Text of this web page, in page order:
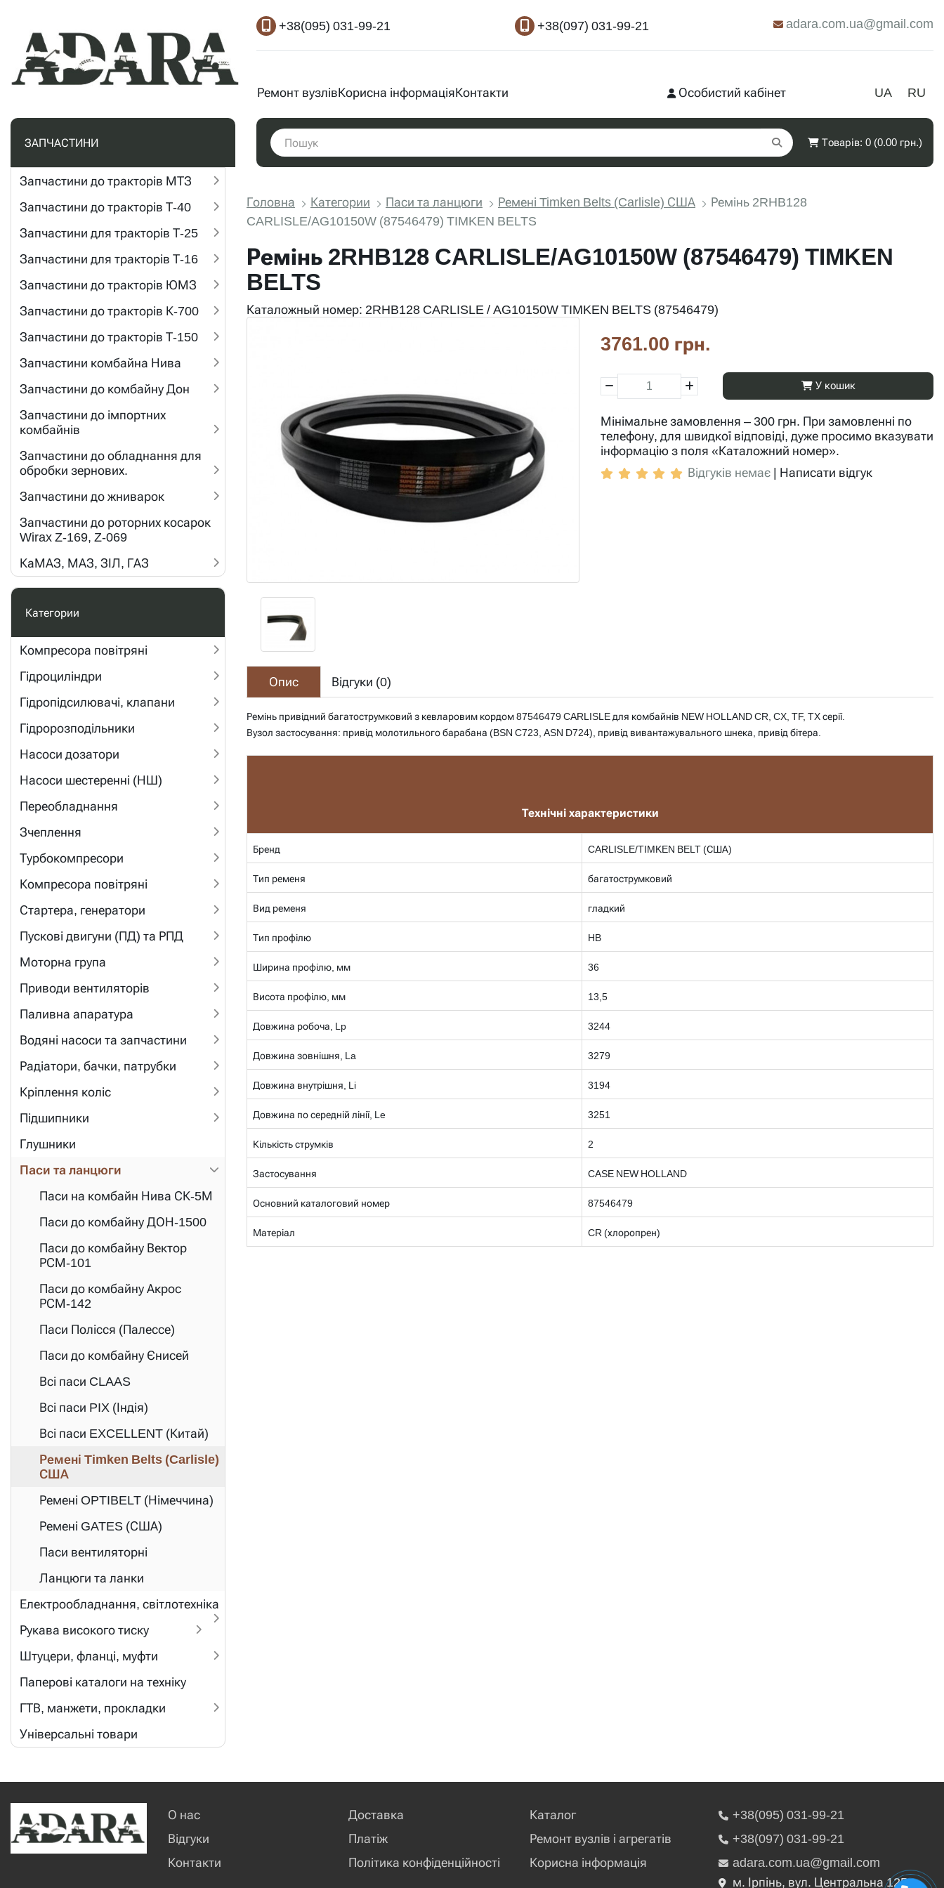
+38(095) 031-99-21 +38(097) 031-99-21 adara.com.ua@gmail.com
Ремонт вузлівКорисна інформаціяКонтакти UA RU
Особистий кабінет
ЗАПЧАСТИНИ Товарів: 0 (0.00 грн.)
Запчастини до тракторів МТЗ
Запчастини до тракторів Т-40
Запчастини для тракторів Т-25
Запчастини для тракторів Т-16
Запчастини до тракторів ЮМЗ
Запчастини до тракторів К-700
Запчастини до тракторів Т-150
Запчастини комбайна Нива
Запчастини до комбайну Дон
Запчастини до імпортних
комбайнів
Запчастини до обладнання для
обробки зернових.
Запчастини до жниварок
Запчастини до роторних косарок
Wirax Z-169, Z-069
КаМАЗ, МАЗ, ЗІЛ, ГАЗ
Категории
Компресора повітряні
Гідроциліндри
Гідропідсилювачі, клапани
Гідророзподільники
Насоси дозатори
Насоси шестеренні (НШ)
Переобладнання
Зчеплення
Турбокомпресори
Компресора повітряні
Стартера, генератори
Пускові двигуни (ПД) та РПД
Моторна група
Приводи вентиляторів
Паливна апаратура
Водяні насоси та запчастини
Радіатори, бачки, патрубки
Кріплення коліс
Підшипники
Глушники
Паси та ланцюги
Паси на комбайн Нива СК-5М
Паси до комбайну ДОН-1500
Паси до комбайну Вектор
РСМ-101
Паси до комбайну Акрос
РСМ-142
Паси Полісся (Палессе)
Паси до комбайну Єнисей
Всі паси CLAAS
Всі паси PIX (Індія)
Всі паси EXCELLENT (Китай)
Ремені Timken Belts (Carlisle)
США
Ремені OPTIBELT (Німеччина)
Ремені GATES (США)
Паси вентиляторні
Ланцюги та ланки
Електрообладнання, світлотехніка
Рукава високого тиску
Штуцери, фланці, муфти
Паперові каталоги на техніку
ГТВ, манжети, прокладки
Універсальні товари
Головна Категории Паси та ланцюги Ремені Timken Belts (Carlisle) США
Ремінь 2RHB128
CARLISLE/AG10150W (87546479) TIMKEN BELTS
Ремінь 2RHB128 CARLISLE/AG10150W (87546479) TIMKEN
BELTS
Каталожный номер: 2RHB128 CARLISLE / AG10150W TIMKEN BELTS (87546479)
3761.00 грн.
У кошик
Мінімальне замовлення – 300 грн. При замовленні по
телефону, для швидкої відповіді, дуже просимо вказувати
інформацію з поля «Каталожний номер».
Відгуків немає | Написати відгук
Опис Відгуки (0)
Ремінь привідний багатострумковий з кевларовим кордом 87546479 CARLISLE для комбайнів NEW HOLLAND CR, CX, TF, TX серії.
Вузол застосування: привід молотильного барабана (BSN C723, ASN D724), привід вивантажувального шнека, привід бітера.
Технічні характеристики
Бренд CARLISLE/TIMKEN BELT (США)
Тип ременя багатострумковий
Вид ременя гладкий
Тип профілю HB
Ширина профілю, мм 36
Висота профілю, мм 13,5
Довжина робоча, Lp 3244
Довжина зовнішня, La 3279
Довжина внутрішня, Li 3194
Довжина по середній лінії, Le 3251
Кількість струмків 2
Застосування CASE NEW HOLLAND
Основний каталоговий номер 87546479
Матеріал CR (хлоропрен)
О нас
Відгуки
Контакти
Доставка
Платіж
Політика конфіденційності
Каталог
Ремонт вузлів і агрегатів
Корисна інформація
+38(095) 031-99-21
+38(097) 031-99-21
adara.com.ua@gmail.com
м. Ірпінь, вул. Центральна 125